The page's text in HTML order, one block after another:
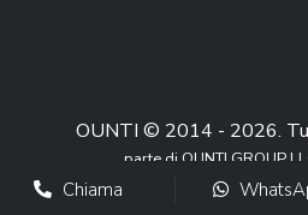
Chiama
OUNTI © 2014 - 2026.
parte di OUNTI GROUP